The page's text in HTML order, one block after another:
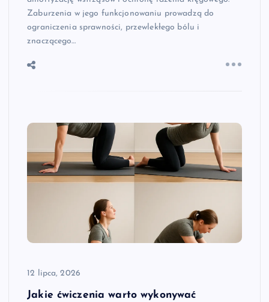
Zaburzenia w jego funkcjonowaniu prowadzą do
ograniczenia sprawności, przewlekłego bólu i
znaczącego…
12 lipca, 2026
Jakie ćwiczenia warto wykonywać